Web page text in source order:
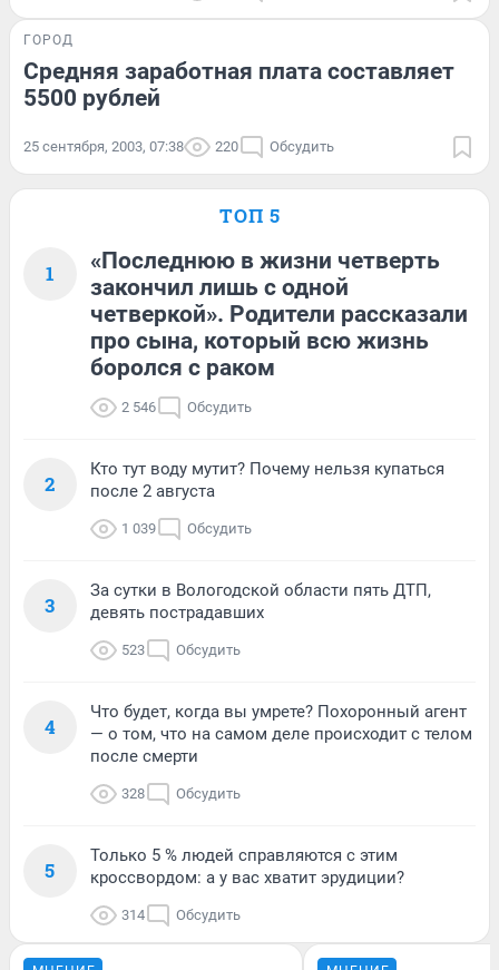
ГОРОД
Средняя заработная плата составляет
5500 рублей
25 сентября, 2003, 07:38 220 Обсудить
ТОП 5
1
«Последнюю в жизни четверть
закончил лишь с одной
четверкой». Родители рассказали
про сына, который всю жизнь
боролся с раком
2 546 Обсудить
2
Кто тут воду мутит? Почему нельзя купаться
после 2 августа
1 039 Обсудить
3
За сутки в Вологодской области пять ДТП,
девять пострадавших
523 Обсудить
4
Что будет, когда вы умрете? Похоронный агент
— о том, что на самом деле происходит с телом
после смерти
328 Обсудить
5
Только 5 % людей справляются с этим
кроссвордом: а у вас хватит эрудиции?
314 Обсудить